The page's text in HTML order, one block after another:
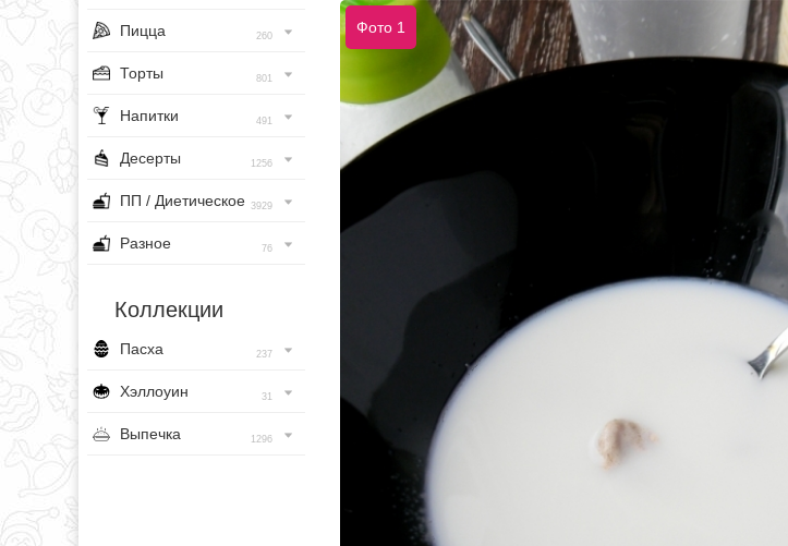
Пицца 260
Торты 801
Напитки 491
Десерты 1256
ПП / Диетическое 3929
Разное 76
Коллекции
Пасха 237
Хэллоуин 31
Выпечка 1296
Фото 1